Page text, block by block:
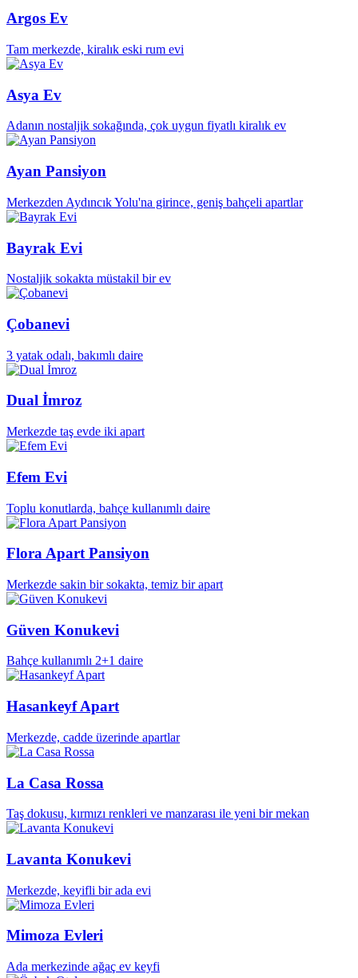
Argos Ev
Tam merkezde, kiralık eski rum evi
Asya Ev
Adanın nostaljik sokağında, çok uygun fiyatlı kiralık ev
Ayan Pansiyon
Merkezden Aydıncık Yolu'na girince, geniş bahçeli apartlar
Bayrak Evi
Nostaljik sokakta müstakil bir ev
Çobanevi
3 yatak odalı, bakımlı daire
Dual İmroz
Merkezde taş evde iki apart
Efem Evi
Toplu konutlarda, bahçe kullanımlı daire
Flora Apart Pansiyon
Merkezde sakin bir sokakta, temiz bir apart
Güven Konukevi
Bahçe kullanımlı 2+1 daire
Hasankeyf Apart
Merkezde, cadde üzerinde apartlar
La Casa Rossa
Taş dokusu, kırmızı renkleri ve manzarası ile yeni bir mekan
Lavanta Konukevi
Merkezde, keyifli bir ada evi
Mimoza Evleri
Ada merkezinde ağaç ev keyfi